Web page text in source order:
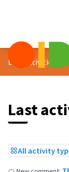
Last activities
Last
All activity